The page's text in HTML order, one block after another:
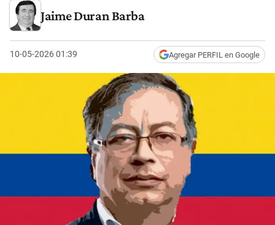
Jaime Duran Barba
10-05-2026 01:39 Agregar PERFIL en Google